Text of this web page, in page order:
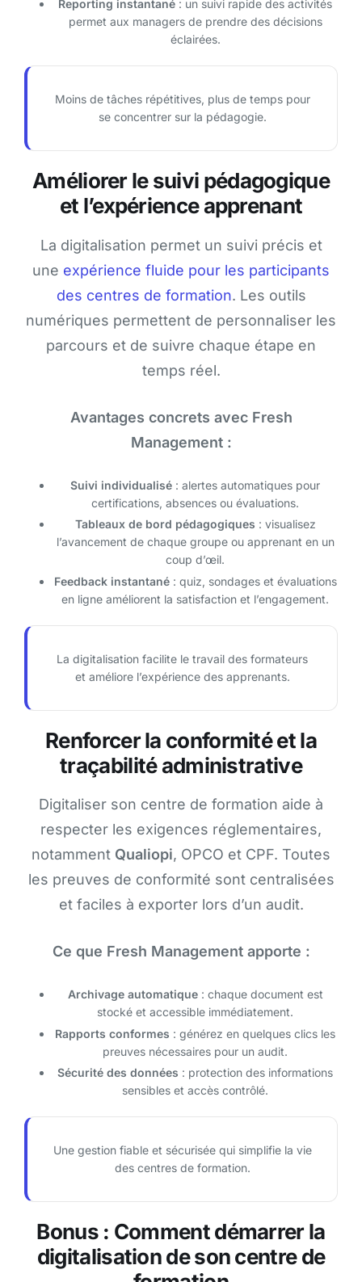
Reporting instantané : un suivi rapide des activités
permet aux managers de prendre des décisions
éclairées.
Moins de tâches répétitives, plus de temps pour
se concentrer sur la pédagogie.
Améliorer le suivi pédagogique
et l’expérience apprenant
La digitalisation permet un suivi précis et
une expérience fluide pour les participants
des centres de formation. Les outils
numériques permettent de personnaliser les
parcours et de suivre chaque étape en
temps réel.
Avantages concrets avec Fresh
Management :
Suivi individualisé : alertes automatiques pour
certifications, absences ou évaluations.
Tableaux de bord pédagogiques : visualisez
l’avancement de chaque groupe ou apprenant en un
coup d’œil.
Feedback instantané: quiz, sondages et évaluations
en ligne améliorent la satisfaction et l’engagement.
La digitalisation facilite le travail des formateurs
et améliore l’expérience des apprenants.
Renforcer la conformité et la
traçabilité administrative
Digitaliser son centre de formation aide à
respecter les exigences réglementaires,
notamment Qualiopi, OPCO et CPF. Toutes
les preuves de conformité sont centralisées
et faciles à exporter lors d’un audit.
Ce que Fresh Management apporte :
Archivage automatique: chaque document est
stocké et accessible immédiatement.
Rapports conformes : générez en quelques clics les
preuves nécessaires pour un audit.
Sécurité des données : protection des informations
sensibles et accès contrôlé.
Une gestion fiable et sécurisée qui simplifie la vie
des centres de formation.
Bonus : Comment démarrer la
digitalisation de son centre de